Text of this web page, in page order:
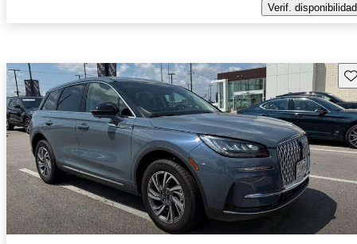
Verif. disponibilidad